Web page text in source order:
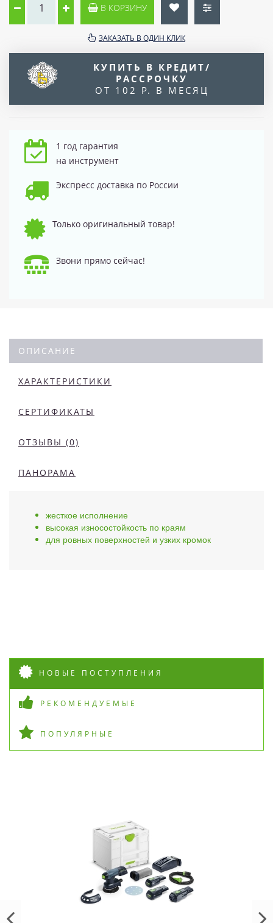
В КОРЗИНУ
ЗАКАЗАТЬ В ОДИН КЛИК
КУПИТЬ В КРЕДИТ/
РАССРОЧКУ
ОТ 102 Р. В МЕСЯЦ
1 год гарантия
на инструмент
Экспресс доставка по России
Только оригинальный товар!
Звони прямо сейчас!
ОПИСАНИЕ
ХАРАКТЕРИСТИКИ
СЕРТИФИКАТЫ
ОТЗЫВЫ (0)
ПАНОРАМА
жесткое исполнение
высокая износостойкость по краям
для ровных поверхностей и узких кромок
НОВЫЕ ПОСТУПЛЕНИЯ
РЕКОМЕНДУЕМЫЕ
ПОПУЛЯРНЫЕ